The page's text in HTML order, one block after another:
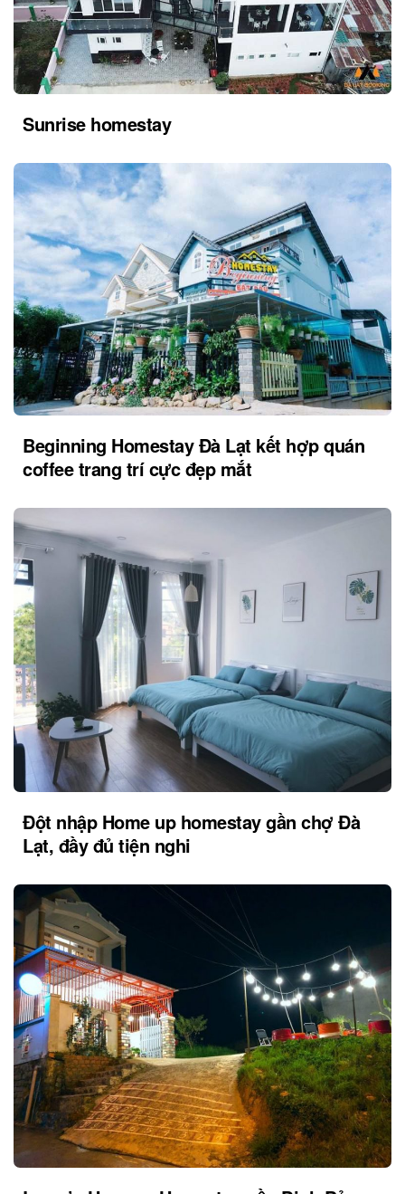
Sunrise homestay
Beginning Homestay Đà Lạt kết hợp quán
coffee trang trí cực đẹp mắt
Đột nhập Home up homestay gần chợ Đà
Lạt, đầy đủ tiện nghi